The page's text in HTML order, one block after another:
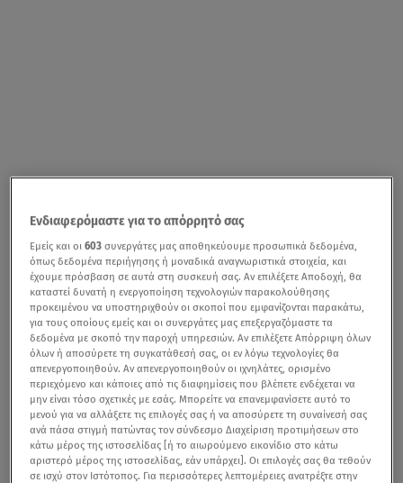
Ενδιαφερόμαστε για το απόρρητό σας
Εμείς και οι603 συνεργάτες μας αποθηκεύουμε προσωπικά δεδομένα,
όπως δεδομένα περιήγησης ή μοναδικά αναγνωριστικά στοιχεία, και
έχουμε πρόσβαση σε αυτά στη συσκευή σας. Αν επιλέξετε Αποδοχή, θα
καταστεί δυνατή η ενεργοποίηση τεχνολογιών παρακολούθησης
προκειμένου να υποστηριχθούν οι σκοποί που εμφανίζονται παρακάτω,
για τους οποίους εμείς και οι συνεργάτες μας επεξεργαζόμαστε τα
δεδομένα με σκοπό την παροχή υπηρεσιών. Αν επιλέξετε Απόρριψη όλων
όλων ή αποσύρετε τη συγκατάθεσή σας, οι εν λόγω τεχνολογίες θα
απενεργοποιηθούν. Αν απενεργοποιηθούν οι ιχνηλάτες, ορισμένο
περιεχόμενο και κάποιες από τις διαφημίσεις που βλέπετε ενδέχεται να
μην είναι τόσο σχετικές με εσάς. Μπορείτε να επανεμφανίσετε αυτό το
μενού για να αλλάξετε τις επιλογές σας ή να αποσύρετε τη συναίνεσή σας
ανά πάσα στιγμή πατώντας τον σύνδεσμο Διαχείριση προτιμήσεων στο
κάτω μέρος της ιστοσελίδας [ή το αιωρούμενο εικονίδιο στο κάτω
αριστερό μέρος της ιστοσελίδας, εάν υπάρχει]. Οι επιλογές σας θα τεθούν
σε ισχύ στον Ιστότοπος. Για περισσότερες λεπτομέρειες ανατρέξτε στην